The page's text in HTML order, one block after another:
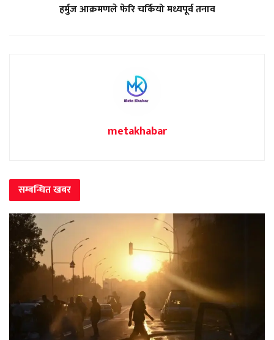
हर्मुज आक्रमणले फेरि चर्कियो मध्यपूर्व तनाव
metakhabar
सम्बन्धितखबर